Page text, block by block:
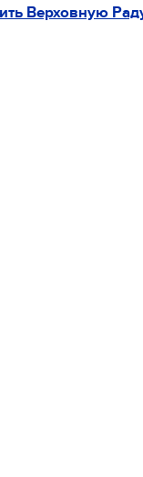
Верховную